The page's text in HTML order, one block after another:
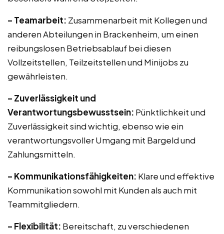
– Teamarbeit: Zusammenarbeit mit Kollegen und
anderen Abteilungen in Brackenheim, um einen
reibungslosen Betriebsablauf bei diesen
Vollzeitstellen, Teilzeitstellen und Minijobs zu
gewährleisten.
– Zuverlässigkeit und
Verantwortungsbewusstsein: Pünktlichkeit und
Zuverlässigkeit sind wichtig, ebenso wie ein
verantwortungsvoller Umgang mit Bargeld und
Zahlungsmitteln.
– Kommunikationsfähigkeiten: Klare und effektive
Kommunikation sowohl mit Kunden als auch mit
Teammitgliedern.
– Flexibilität: Bereitschaft, zu verschiedenen